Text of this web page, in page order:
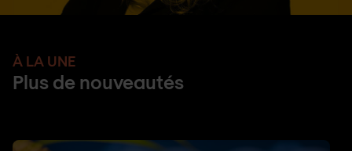
À LA UNE
Plus de nouveautés